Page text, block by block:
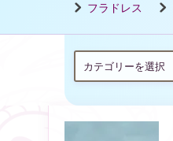
フラドレス